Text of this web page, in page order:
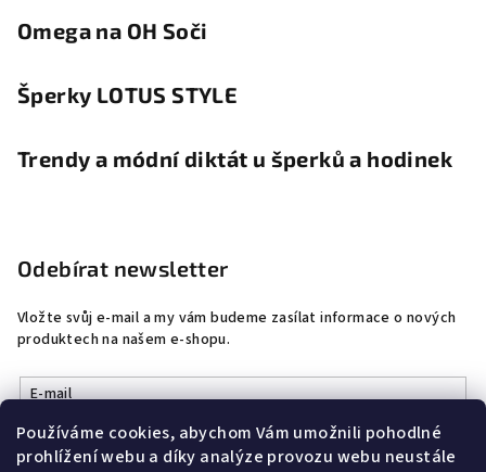
Používáme cookies, abychom Vám umožnili pohodlné
prohlížení webu a díky analýze provozu webu neustále
Omega na OH Soči
Šperky LOTUS STYLE
Trendy a módní diktát u šperků a hodinek
Odebírat newsletter
Vložte svůj e-mail a my vám budeme zasílat informace o nových
produktech na našem e-shopu.
E-mail
Vložením e-mailu souhlasíte spodmínkami ochrany osobních
údajů